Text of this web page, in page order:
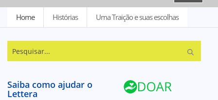
Home Histórias Uma Traição e suas escolhas
Saiba como ajudar o
Lettera